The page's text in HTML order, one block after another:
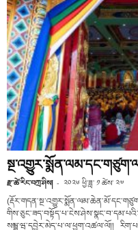
རྫ་ཚེ་རིང་བཀྲ་ཤིས། - ༢༠༢༦ ཕྱི་ཟླ་ ༡ ཚེས་ ༢༧
སམྦྷ་ཝ་དབྱེར་མེད་པ་ལ་ཕྱག་འཚལ་ལོ།།